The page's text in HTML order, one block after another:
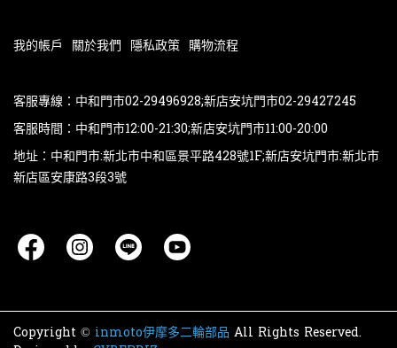
我的帳戶 關於我們 隱私政策 購物流程
客服專線：中和門市02-29496928;新店安坑門市02-29427245
客服時間：中和門市12:00-21:30;新店安坑門市11:00-20:00
地址：中和門市:新北市中和區景平路428號1F;新店安坑門市:新北市
新店區安康路3段3號
Copyright © inmoto伊摩多二輪部品 All Rights Reserved.